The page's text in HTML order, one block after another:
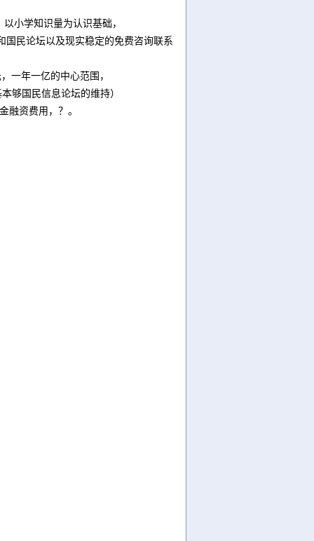
小学知识量为认识基础，
国民论坛以及现实稳定的免费咨询联系
一年一亿的中心范围，
够国民信息论坛的维持）
融资费用，？。